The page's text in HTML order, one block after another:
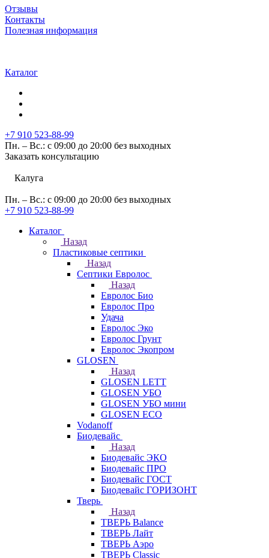
Отзывы
Контакты
Полезная информация
Каталог
+7 910 523-88-99
Пн. – Вс.: с 09:00 до 20:00 без выходных
Заказать консультацию
Калуга
Пн. – Вс.: с 09:00 до 20:00 без выходных
+7 910 523-88-99
Каталог
Назад
Пластиковые септики
Назад
Септики Евролос
Назад
Евролос Био
Евролос Про
Удача
Евролос Эко
Евролос Грунт
Евролос Экопром
GLOSEN
Назад
GLOSEN LETT
GLOSEN УБО
GLOSEN УБО мини
GLOSEN ECO
Vodanoff
Биодевайс
Назад
Биодевайс ЭКО
Биодевайс ПРО
Биодевайс ГОСТ
Биодевайс ГОРИЗОНТ
Тверь
Назад
ТВЕРЬ Balance
ТВЕРЬ Лайт
ТВЕРЬ Аэро
ТВЕРЬ Classic